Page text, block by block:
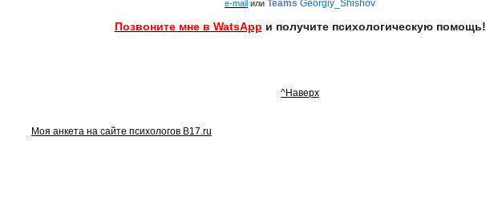
e-mail или Teams Georgiy_Shishov
Позвоните мне в WatsApp и получите психологическую помощь!
^Наверх
Моя анкета на сайте психологов B17.ru